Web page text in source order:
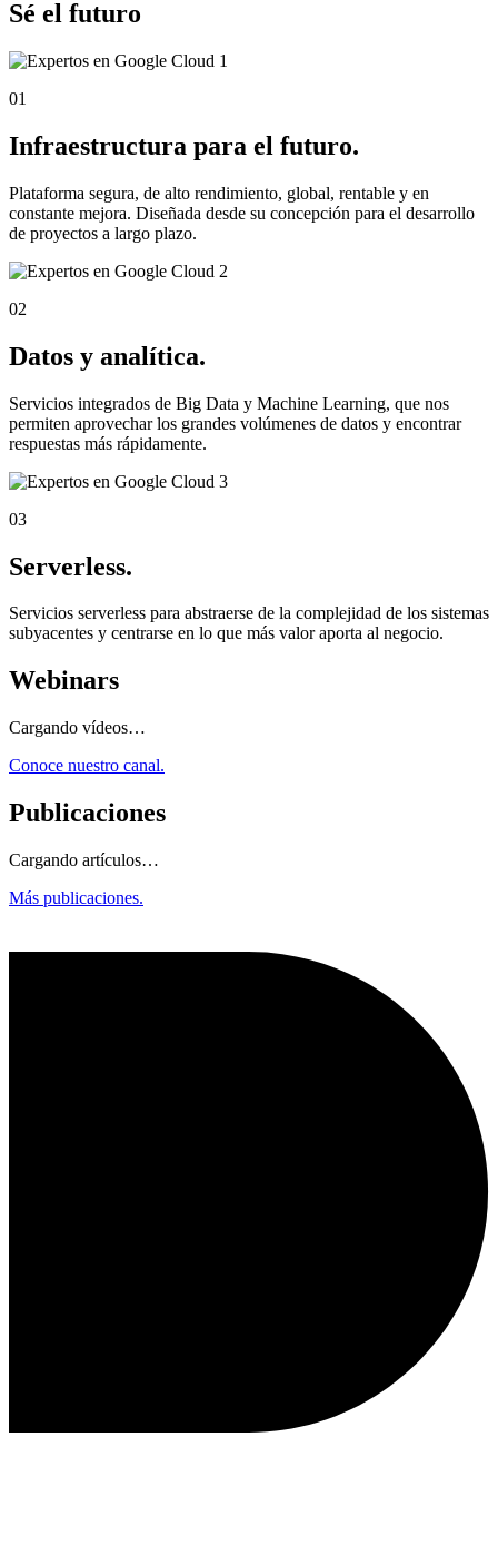
Sé el futuro
01
Infraestructura para el futuro.
Plataforma segura, de alto rendimiento, global, rentable y en
constante mejora. Diseñada desde su concepción para el desarrollo
de proyectos a largo plazo.
02
Datos y analítica.
Servicios integrados de Big Data y Machine Learning, que nos
permiten aprovechar los grandes volúmenes de datos y encontrar
respuestas más rápidamente.
03
Serverless.
Servicios serverless para abstraerse de la complejidad de los sistemas
subyacentes y centrarse en lo que más valor aporta al negocio.
Webinars
Cargando vídeos…
Conoce nuestro canal.
Publicaciones
Cargando artículos…
Más publicaciones.